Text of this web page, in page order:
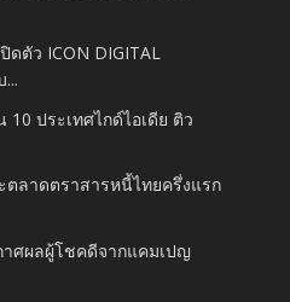
ดตัว ICON DIGITAL
10 ประเทศไกด์ไอเดีย ติว
ตลาดตราสารหนี้ไทยครึ่งแรก
ศผลผู้โชคดีจากแคมเปญ